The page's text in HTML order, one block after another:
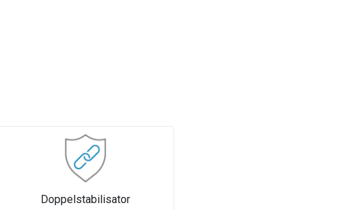
Doppelstabilisator